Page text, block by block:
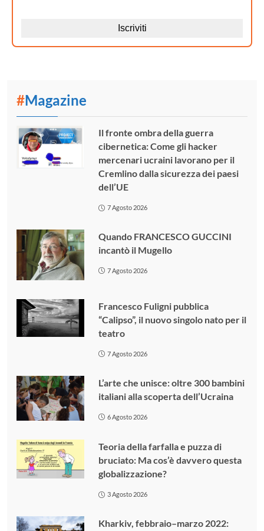
#Magazine
Il fronte ombra della guerra
cibernetica: Come gli hacker
mercenari ucraini lavorano per il
Cremlino dalla sicurezza dei paesi
dell’UE
7 Agosto 2026
Quando FRANCESCO GUCCINI
incantò il Mugello
7 Agosto 2026
Francesco Fuligni pubblica
“Calipso”, il nuovo singolo nato per il
teatro
7 Agosto 2026
L’arte che unisce: oltre 300 bambini
italiani alla scoperta dell’Ucraina
6 Agosto 2026
Teoria della farfalla e puzza di
bruciato: Ma cos’è davvero questa
globalizzazione?
3 Agosto 2026
Kharkiv, febbraio–marzo 2022: